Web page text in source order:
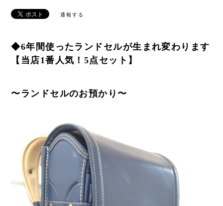
通報する
◆6年間使ったランドセルが生まれ変わります
【当店1番人気！5点セット】
〜ランドセルのお預かり〜